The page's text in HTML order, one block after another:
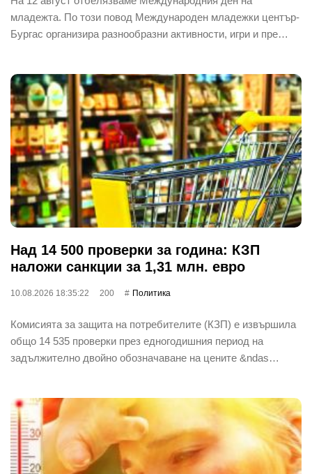
младежта. По този повод Международен младежки център-
Бургас организира разнообразни активности, игри и пре…
Над 14 500 проверки за година: КЗП
наложи санкции за 1,31 млн. евро
10.08.2026 18:35:22 200 Политика
Комисията за защита на потребителите (КЗП) е извършила
общо 14 535 проверки през едногодишния период на
задължително двойно обозначаване на цените &ndas…